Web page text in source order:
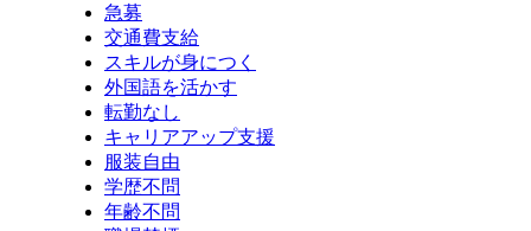
急募
交通費支給
スキルが身につく
外国語を活かす
転勤なし
キャリアアップ支援
服装自由
学歴不問
年齢不問